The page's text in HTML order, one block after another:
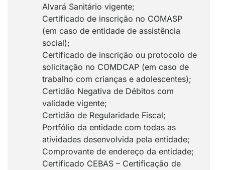
Alvará Sanitário vigente;
Certificado de inscrição no COMASP
(em caso de entidade de assistência
social);
Certificado de inscrição ou protocolo de
solicitação no COMDCAP (em caso de
trabalho com crianças e adolescentes);
Certidão Negativa de Débitos com
validade vigente;
Certidão de Regularidade Fiscal;
Portfólio da entidade com todas as
atividades desenvolvida pela entidade;
Comprovante de endereço da entidade;
Certificado CEBAS – Certificação de